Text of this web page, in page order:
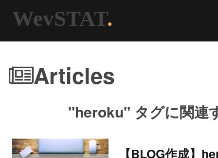
WevSTAT.
Articles
"heroku" タグに関連
【BLOG作成】